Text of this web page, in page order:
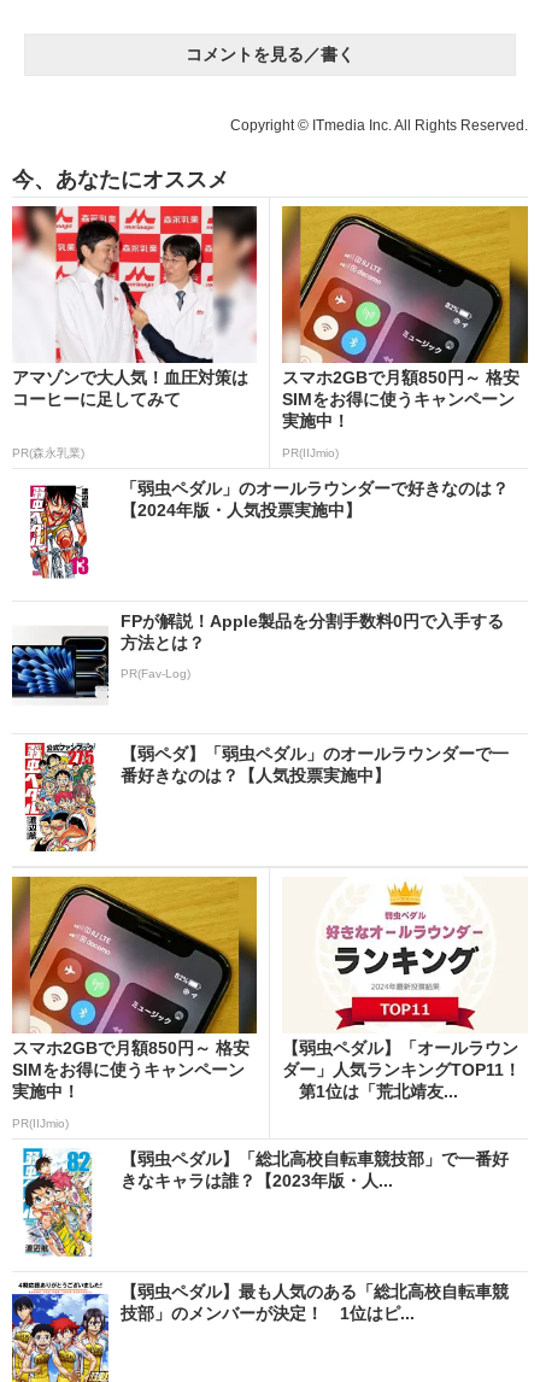
コメントを見る／書く
Copyright © ITmedia Inc. All Rights Reserved.
今、あなたにオススメ
アマゾンで大人気！血圧対策は
コーヒーに足してみて
PR(森永乳業)
スマホ2GBで月額850円～ 格安
SIMをお得に使うキャンペーン
実施中！
PR(IIJmio)
「弱虫ペダル」のオールラウンダーで好きなのは？
【2024年版・人気投票実施中】
FPが解説！Apple製品を分割手数料0円で入手する
方法とは？
PR(Fav-Log)
【弱ペダ】「弱虫ペダル」のオールラウンダーで一
番好きなのは？【人気投票実施中】
スマホ2GBで月額850円～ 格安
SIMをお得に使うキャンペーン
実施中！
PR(IIJmio)
【弱虫ペダル】「オールラウン
ダー」人気ランキングTOP11！
第1位は「荒北靖友...
【弱虫ペダル】「総北高校自転車競技部」で一番好
きなキャラは誰？【2023年版・人...
【弱虫ペダル】最も人気のある「総北高校自転車競
技部」のメンバーが決定！ 1位はピ...